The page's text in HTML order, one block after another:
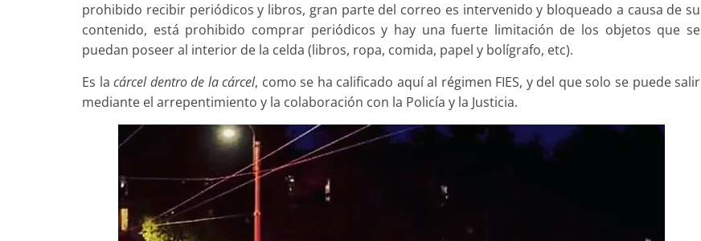
prohibido recibir periódicos y libros, gran parte del correo es intervenido y bloqueado a causa de su
contenido, está prohibido comprar periódicos y hay una fuerte limitación de los objetos que se
puedan poseer al interior de la celda (libros, ropa, comida, papel y bolígrafo, etc).
Es lacárcel dentro de la cárcel, como se ha calificado aquí al régimen FIES, y del que solo se puede salir
mediante el arrepentimiento y la colaboración con la Policía y la Justicia.